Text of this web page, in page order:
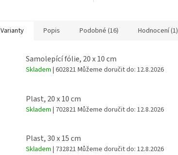
Varianty Popis Podobné (16) Hodnocení (1)
Samolepící fólie, 20 x 10 cm
Skladem | 602821 Můžeme doručit do: 12.8.2026
Plast, 20 x 10 cm
Skladem | 702821 Můžeme doručit do: 12.8.2026
Plast, 30 x 15 cm
Skladem | 732821 Můžeme doručit do: 12.8.2026